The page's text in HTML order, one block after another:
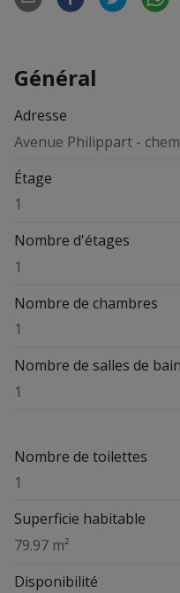
Général
Adresse
Avenue Philippart -
Étage
1
Nombre d'étages
1
Nombre de chambres
1
Nombre de salles de bain
1
Nombre de toilettes
1
Superficie habitable
79.97 m²
Disponibilité